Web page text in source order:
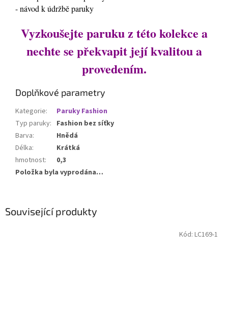
Související produkty
Kód: LC169-1
- návod k údržbě paruky
Vyzkoušejte paruku z této kolekce a
nechte se překvapit její kvalitou a
provedením.
Doplňkové parametry
Kategorie:
Paruky Fashion
Typ paruky: Fashion bez síťky
Barva:
Hnědá
Délka:
Krátká
hmotnost:
0,3
Položka byla vyprodána…